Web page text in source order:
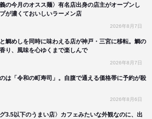
義の今月のオスス麺〉有名店出身の店主がオープンし
が濃くておいしいラーメン店
2026年8月7日
鯛めしを同時に味わえる店が神戸・三宮に移転。鯛の
り、風味を心ゆくまで楽しんで
2026年8月7日
は「令和の町寿司」。自腹で通える価格帯に予約が殺
2026年8月6日
グ3.5以下のうまい店〉カフェみたいな外観なのに、出